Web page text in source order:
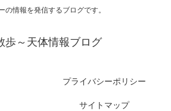
の情報を発信するブログです。
歩～天体情報ブログ
プライバシーポリシー
サイトマップ